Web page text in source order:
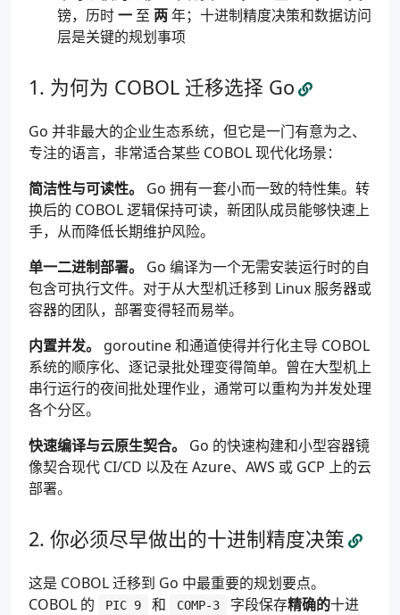
镑，历时一 至 两年；十进制精度决策和数据访问
层是关键的规划事项
为何为 COBOL 迁移选择 Go
Go 并非最大的企业生态系统，但它是一门有意为之、
专注的语言，非常适合某些 COBOL 现代化场景：
简洁性与可读性。
Go 拥有一套小而一致的特性集。转
换后的 COBOL 逻辑保持可读，新团队成员能够快速上
手，从而降低长期维护风险。
单一二进制部署。
Go 编译为一个无需安装运行时的自
包含可执行文件。对于从大型机迁移到 Linux 服务器或
容器的团队，部署变得轻而易举。
内置并发。
goroutine 和通道使得并行化主导 COBOL
系统的顺序化、逐记录批处理变得简单。曾在大型机上
串行运行的夜间批处理作业，通常可以重构为并发处理
各个分区。
快速编译与云原生契合。
Go 的快速构建和小型容器镜
像契合现代 CI/CD 以及在 Azure、AWS 或 GCP 上的云
部署。
你必须尽早做出的十进制精度决策
这是 COBOL 迁移到 Go 中最重要的规划要点。
COBOL 的
PIC 9 和 COMP-3 字段保存精确的十进